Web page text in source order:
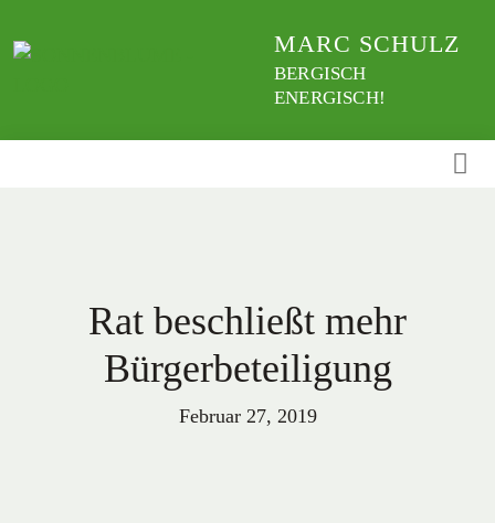
zum
MARC SCHULZ
BERGISCH
ENERGISCH!
Rat beschließt mehr
Bürgerbeteiligung
Februar 27, 2019